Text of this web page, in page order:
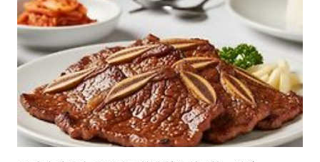
간단해 초보도 쉽게 도전할 수 있습니다.밥과 함께 먹거나 비빔밥의 재료
로 활용하기도 합니다. 🍆 가지의 영양과 효능가지의 진한 보랏빛은 '안
토시아닌' 성분 때문이며,가지에는 블루베리보다도 더욱 높은 함량의 안
토시아닌이..